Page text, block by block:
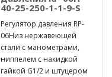
40-25-250-1-1-9-S
Регулятор давления RP-
06Hиз нержавеющей
стали с манометрами,
ниппелем с накидкой
гайкой G1/2 и штуцером